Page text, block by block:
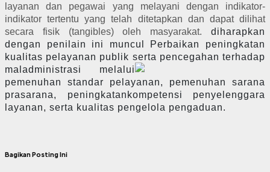
layanan dan pegawai yang melayani dengan indikator-
indikator tertentu yang telah ditetapkan dan dapat dilihat
secara fisik (tangibles) oleh masyarakat. diharapkan
dengan penilain ini muncul Perbaikan peningkatan
kualitas pelayanan publik serta pencegahan terhadap
maladministrasi melalui
pemenuhan standar pelayanan,
pemenuhan sarana
prasarana, peningkatan kompetensi penyelenggara
layanan, serta kualitas pengelola pengaduan.
Bagikan Posting Ini